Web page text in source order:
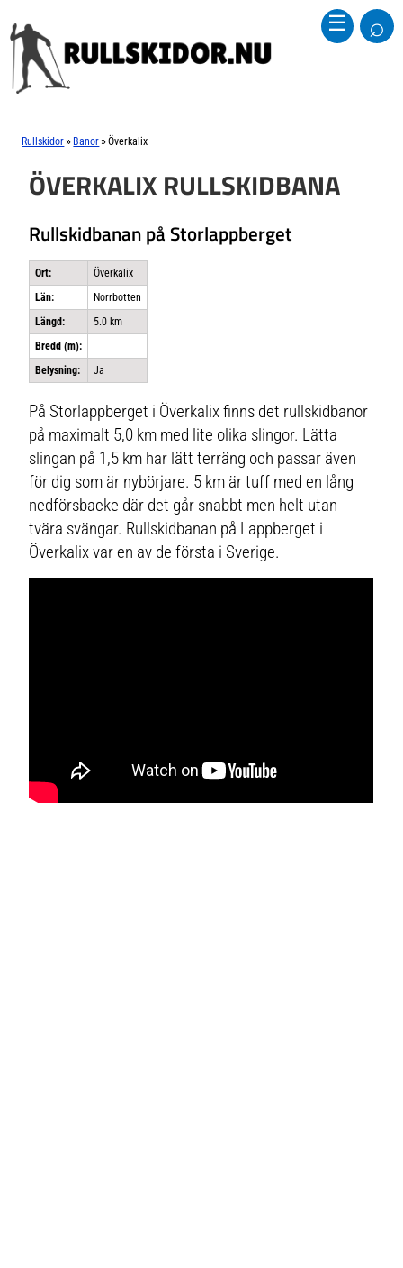
☰ ⌕
Rullskidor » Banor »Överkalix
ÖVERKALIX RULLSKIDBANA
Rullskidbanan på Storlappberget
Ort:
Överkalix
Län:
Norrbotten
Längd:
5.0 km
Bredd (m):
Belysning:
Ja
På Storlappberget i Överkalix finns det rullskidbanor
på maximalt 5,0 km med lite olika slingor. Lätta
slingan på 1,5 km har lätt terräng och passar även
för dig som är nybörjare. 5 km är tuff med en lång
nedförsbacke där det går snabbt men helt utan
tvära svängar. Rullskidbanan på Lappberget i
Överkalix var en av de första i Sverige.